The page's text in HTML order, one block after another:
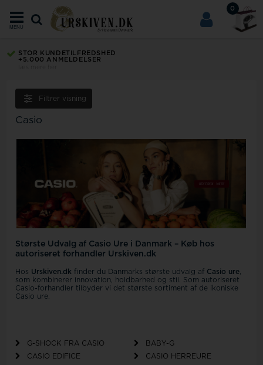
0
MENU
STOR KUNDETILFREDSHED
+5.000 ANMELDELSER
Filtrer visning
Casio
Største Udvalg af Casio Ure i Danmark – Køb hos
autoriseret forhandler Urskiven.dk
Hos Urskiven.dk finder du Danmarks største udvalg af Casio ure
som kombinerer innovation, holdbarhed og stil. Som autoriseret
Casio-forhandler tilbyder vi det største sortiment af de ikoniske
Casio ure.
G-SHOCK FRA CASIO
BABY-G
CASIO EDIFICE
CASIO HERREURE